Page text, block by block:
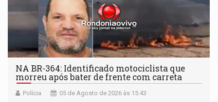
NA BR-364: Identificado motociclista que
morreu após bater de frente com carreta
Polícia 05 de Agosto de 2026 às 15:43